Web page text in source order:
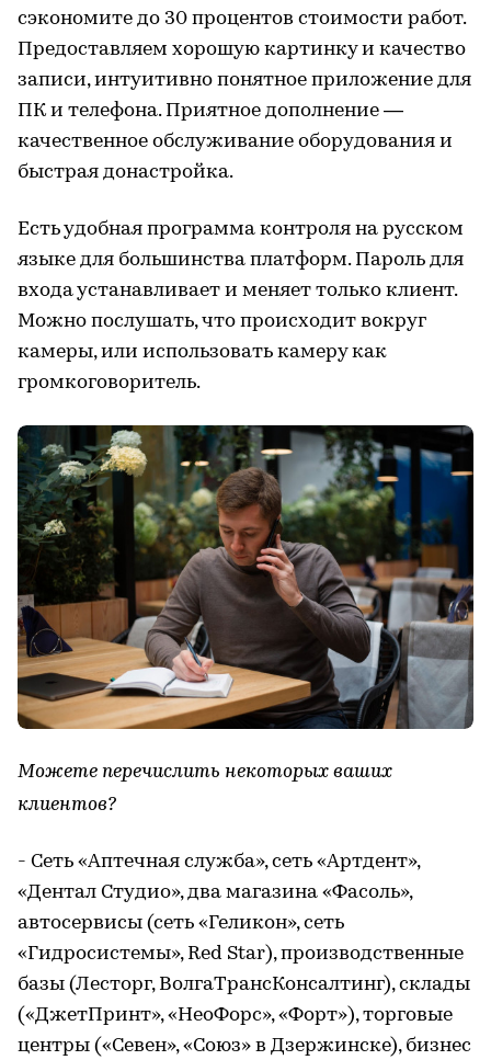
сэкономите до 30 процентов стоимости работ.
Предоставляем хорошую картинку и качество
записи, интуитивно понятное приложение для
ПК и телефона. Приятное дополнение —
качественное обслуживание оборудования и
быстрая донастройка.
Есть удобная программа контроля на русском
языке для большинства платформ. Пароль для
входа устанавливает и меняет только клиент.
Можно послушать, что происходит вокруг
камеры, или использовать камеру как
громкоговоритель.
Можете перечислить некоторых ваших
клиентов?
- Сеть «Аптечная служба», сеть «Артдент»,
«Дентал Студио», два магазина «Фасоль»,
автосервисы (сеть «Геликон», сеть
«Гидросистемы», Red Star), производственные
базы (Лесторг, ВолгаТрансКонсалтинг), склады
(«ДжетПринт», «НеоФорс», «Форт»), торговые
центры («Севен», «Союз» в Дзержинске), бизнес